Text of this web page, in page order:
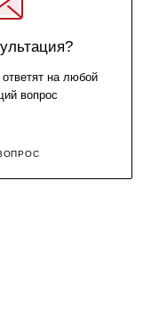
на любой
вопрос